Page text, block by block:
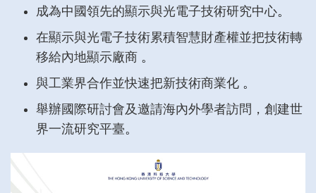
成為中國領先的顯示與光電子技術研究中心。
在顯示與光電子技術累積智慧財產權並把技術轉
移給內地顯示廠商 。
與工業界合作並快速把新技術商業化 。
舉辦國際研討會及邀請海內外學者訪問，創建世
界一流研究平臺。
Column